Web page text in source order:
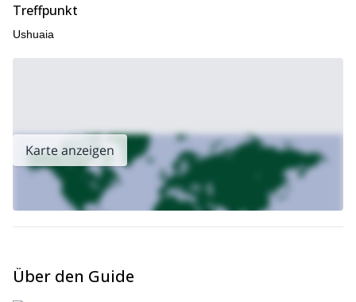
Treffpunkt
Ushuaia
Karte anzeigen
Über den Guide